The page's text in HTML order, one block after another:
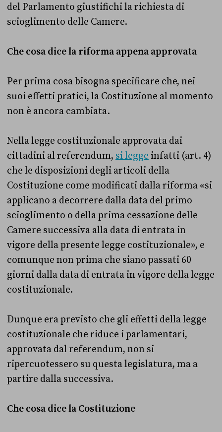
del Parlamento giustifichi la richiesta di
scioglimento delle Camere.
Che cosa dice la riforma appena approvata
Per prima cosa bisogna specificare che, nei
suoi effetti pratici, la Costituzione al momento
non è ancora cambiata.
Nella legge costituzionale approvata dai
cittadini al referendum, si legge infatti (art. 4)
che le disposizioni degli articoli della
Costituzione come modificati dalla riforma «si
applicano a decorrere dalla data del primo
scioglimento o della prima cessazione delle
Camere successiva alla data di entrata in
vigore della presente legge costituzionale», e
comunque non prima che siano passati 60
giorni dalla data di entrata in vigore della legge
costituzionale.
Dunque era previsto che gli effetti della legge
costituzionale che riduce i parlamentari,
approvata dal referendum, non si
ripercuotessero su questa legislatura, ma a
partire dalla successiva.
Che cosa dice la Costituzione